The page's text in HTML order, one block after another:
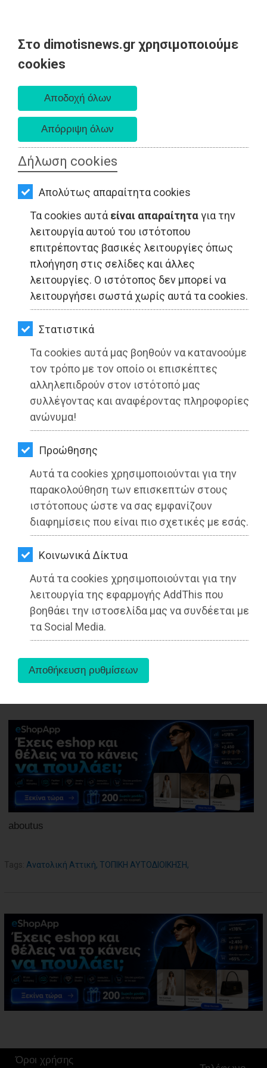
Στο dimotisnews.gr χρησιμοποιούμε
cookies
Δήλωση cookies
Απολύτως απαραίτητα cookies
Τα cookies αυτά είναι απαραίτηταγια την
λειτουργία αυτού του ιστότοπου
επιτρέποντας βασικές λειτουργίες όπως
πλοήγηση στις σελίδες και άλλες
λειτουργίες. Ο ιστότοπος δεν μπορεί να
λειτουργήσει σωστά χωρίς αυτά τα cookies.
Στατιστικά
Τα cookies αυτά μας βοηθούν να κατανοούμε
τον τρόπο με τον οποίο οι επισκέπτες
αλληλεπιδρούν στον ιστότοπό μας
συλλέγοντας και αναφέροντας πληροφορίες
ανώνυμα!
Προώθησης
Αυτά τα cookies χρησιμοποιούνται για την
παρακολούθηση των επισκεπτών στους
ιστότοπους ώστε να σας εμφανίζουν
διαφημίσεις που είναι πιο σχετικές με εσάς.
Kοινωνικά Δίκτυα
Αυτά τα cookies χρησιμοποιούνται για την
λειτουργία της εφαρμογής AddThis που
βοηθάει την ιστοσελίδα μας να συνδέεται με
τα Social Media.
AΡΧΙΚΗ
ΕΙΔΗΣΕΙΣ
ΠΟΛΙΤΙΚΗ
ΤΟΠΙΚΗ
ΑΥΤΟΔΙΟΙΚΗΣΗ
ΟΙΚΟΝΟΜΙΑ
ΑΘΛΗΤΙΣΜΟΣ
ΠΟΛΙΤΙΣΜΟΣ
ΣΠΙΤΙ-
ΚΗΠΟΣ
ΥΓΕΙΑ
LIFESTYLE
ΤΑΞΙΔΙΑ
ΕΞΟΔΟΣ
ΠΕΡΙΒΑΛΛΟΝ
ΚΑΤΟΙΚΙΔΙΟ
ΑΓΓΕΛΙΕΣ
ΕΦΗΜΕΡΙΔΕΣ
OΔΗΓΟΣ
ΑΓΟΡΑΣ
ΨΙΘΥΡΟΙ
ΑΠΟΣΤΟΛΗ
ΑΡΘΡΩΝ
ΤΟΠΙΚΗ ΑΥΤΟΔΙΟΙΚΗΣΗ - Ανατολική Αττική
’Ιδρυτική Διακήρυξη Παράταξης
«Νέος Διόνυσος» με επικεφαλής τον
Νίκο Καρυστινό
Διαβάστηκε 6337 φορές
27-05-2025
Από τo Dimotisnews
aboutus
Tags: Ανατολική Αττική, ΤΟΠΙΚΗ ΑΥΤΟΔΙΟΙΚΗΣΗ,
Όροι χρήσης